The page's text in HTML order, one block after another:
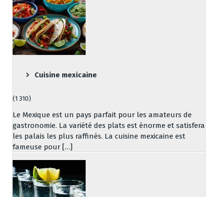
Cuisine mexicaine
(1 310)
Le Mexique est un pays parfait pour les amateurs de
gastronomie. La variété des plats est énorme et satisfera
les palais les plus raffinés. La cuisine mexicaine est
fameuse pour […]